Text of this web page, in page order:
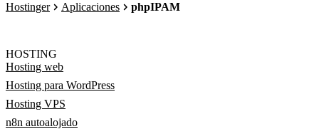
Hostinger Aplicaciones phpIPAM
HOSTING
Hosting web
Hosting para WordPress
Hosting VPS
n8n autoalojado